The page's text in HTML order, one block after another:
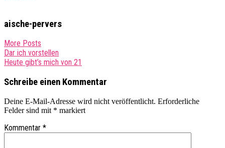
aische-pervers
More Posts
Post
navigation
Dar ich vorstellen
Heute gibt’s mich von 21
Schreibe einen Kommentar
Deine E-Mail-Adresse wird nicht veröffentlicht. Erforderliche
Felder sind mit * markiert
Kommentar *